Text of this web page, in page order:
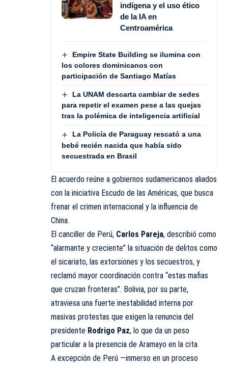
indígena y el uso ético
de la IA en
Centroamérica
Empire State Building se ilumina con
los colores dominicanos con
participación de Santiago Matías
La UNAM descarta cambiar de sedes
para repetir el examen pese a las quejas
tras la polémica de inteligencia artificial
La Policía de Paraguay rescató a una
bebé recién nacida que había sido
secuestrada en Brasil
El acuerdo reúne a gobiernos sudamericanos aliados
con la iniciativa Escudo de las Américas, que busca
frenar el crimen internacional y la influencia de
China.
El canciller de Perú, Carlos Pareja, describió como
“alarmante y creciente” la situación de delitos como
el sicariato, las extorsiones y los secuestros, y
reclamó mayor coordinación contra “estas mafias
que cruzan fronteras”. Bolivia, por su parte,
atraviesa una fuerte inestabilidad interna por
masivas protestas que exigen la renuncia del
presidente Rodrigo Paz, lo que da un peso
particular a la presencia de Aramayo en la cita.
A excepción de Perú —inmerso en un proceso